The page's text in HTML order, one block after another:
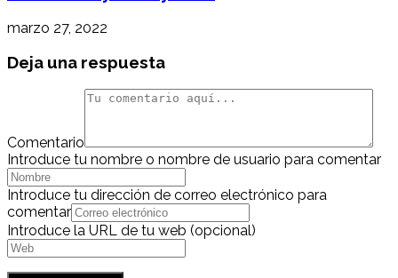
marzo 27, 2022
Deja una respuesta
Comentario
Introduce tu nombre o nombre de usuario para comentar
Introduce tu dirección de correo electrónico para
comentar
Introduce la URL de tu web (opcional)